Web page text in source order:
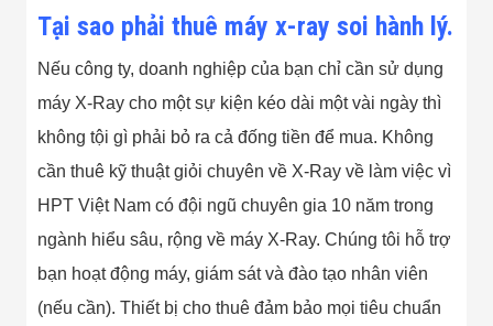
Nén
Máy Kiểm Tra
Máy Kiểm Tra
Vết Nứt Sản
Phẩm
Máy Kiểm Tra
Bo Mạch Điện
Tử
Súng Bắn
Robot Tự Hành
Robot AI
THIẾT BỊ KIỂM
SOÁT RA VÀO
Tại sao phải thuê máy x-ray soi hành lý.
Nếu công ty, doanh nghiệp của bạn chỉ cần sử dụng
máy X-Ray cho một sự kiện kéo dài một vài ngày thì
không tội gì phải bỏ ra cả đống tiền để mua. Không
cần thuê kỹ thuật giỏi chuyên về X-Ray về làm việc vì
HPT Việt Nam có đội ngũ chuyên gia 10 năm trong
ngành hiểu sâu, rộng về máy X-Ray. Chúng tôi hỗ trợ
bạn hoạt động máy, giám sát và đào tạo nhân viên
(nếu cần). Thiết bị cho thuê đảm bảo mọi tiêu chuẩn